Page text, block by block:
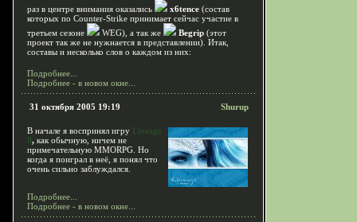
раз в центре внимания оказались
x6tence (состав
которых по Counter-Strike принимает сейчас участие в
третьем сезоне
WEG), а так же Begrip (этот
проект так же не нужнается в представлении). Итак,
составы и несколько слов о каждом из них:
Подробнее...
Подробнее - в новом окне...
31 октября 2005 19:19 Shurup
В начале я воспринял игру Lineage
ll, как обычную, ничем не
примечательную MMORPG. Но
когда я поиграл в неё, я понял что
очень сильно заблуждался.
Подробнее...
Подробнее - в новом окне...